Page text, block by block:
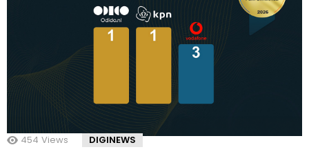
454 Views DIGINEWS